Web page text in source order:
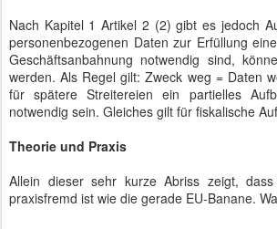
Nach Kapitel 1 Artikel 2 (2) gibt es jedoch
personenbezogenen Daten zur Erfüllung
Geschäftsanbahnung notwendig sind,
werden. Als Regel gilt: Zweck weg = Daten
für spätere Streitereien ein partielles
notwendig sein. Gleiches gilt für fiskalische
Theorie und Praxis
Allein dieser sehr kurze Abriss zeigt,
praxisfremd ist wie die gerade EU-Banane.